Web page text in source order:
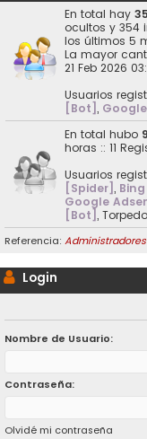
En total hay
ocultos y 354
los últimos 5
La mayor
21 Feb 2026
Usuarios
[Bot],
En total hubo
horas :: 11
Usuarios
[Spider],
Google
[Bot], Torpedo
Referencia: Administradores
Login
Nombre de Usuario:
Contraseña:
Olvidé mi contraseña